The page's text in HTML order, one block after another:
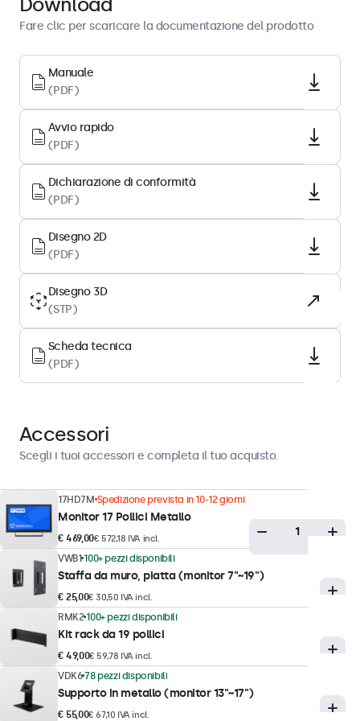
Architettura del display
Diagonale
17.4 pollici (441 mm)
Rapporto d’aspetto
16:9 (4:3 regolabile)
Risoluzione del display
1920 x 1080
Pixel per pollice
127 PPI
Tipo di pannello
IPS-LCD
Retroilluminazione
LED
Superficie
Rivestimento duro anti-abbagliamento (3H)
Orizzontale, verticale, rivolto verso l'alto
Luminosità massima
300 nits (tipico)
Luminosità minima
1 nit
Rapporto di contrasto
Angolo di visione
178° orizzontale, 178° verticale
Tempo di risposta
Fare clic per scaricare la documentazione del prodotto
Manuale
(PDF)
Avvio rapido
(PDF)
Dichiarazione di conformità
(PDF)
Disegno 2D
(PDF)
Disegno 3D
(STP)
Scheda tecnica
(PDF)
Accessori
Scegli i tuoi accessori e completa il tuo acquisto.
17HD7M Spedizione prevista in 10-12 giorni
Monitor 17 Pollici Metallo
€ 469,00€ 572,18 IVA incl.
VWB1 100+ pezzi disponibili
Staffa da muro, piatta (monitor 7"~19")
€ 25,00€ 30,50 IVA incl.
RMK2 100+ pezzi disponibili
Kit rack da 19 pollici
€ 49,00€ 59,78 IVA incl.
VDK6 78 pezzi disponibili
Supporto in metallo (monitor 13"~17")
€ 55,00€ 67,10 IVA incl.